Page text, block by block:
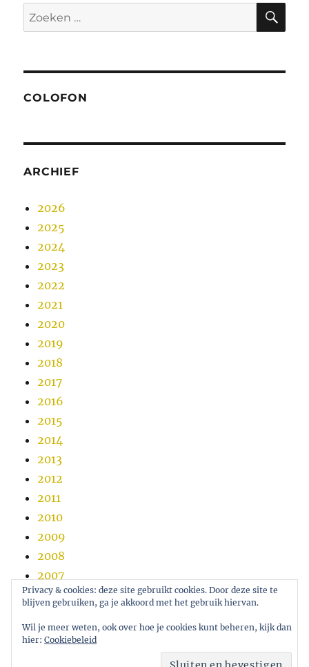
Zoeken
naar:
COLOFON
ARCHIEF
2026
2025
2024
2023
2022
2021
2020
2019
2018
2017
2016
2015
2014
2013
2012
2011
2010
2009
2008
2007
2006
Privacy & cookies: deze site gebruikt cookies. Door deze site te
blijven gebruiken, ga je akkoord met het gebruik hiervan.
Wil je meer weten, ook over hoe je cookies kunt beheren, kijk dan
hier: Cookiebeleid